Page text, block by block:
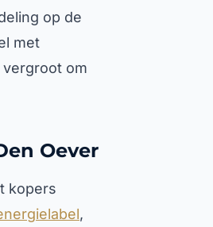
op de
met
om
Oever
kopers
,